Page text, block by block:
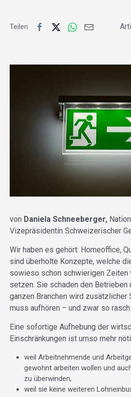
Teilen
von Daniela Schneeberger,
Vizepräsidentin Schweizerischer
Wir haben es gehört: Homeoffice,
sind überholte Konzepte, welche
sowieso schon schwierigen Zeiten
setzen. Sie schaden den Betrieben
ganzen Branchen wird zusätzlicher
muss aufhören – und zwar so
Eine sofortige Aufhebung der
Einschränkungen ist umso mehr
weil Arbeitnehmende und
gewohnt arbeiten wollen und
zu überwinden,
weil sie keine weiteren